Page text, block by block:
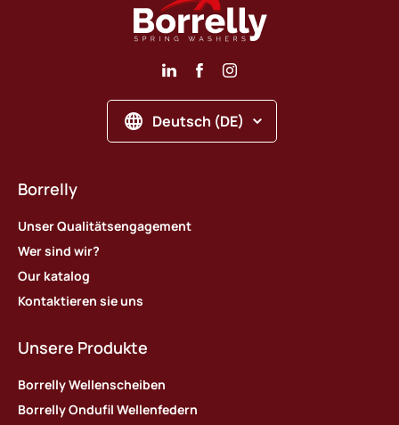
Deutsch (DE)
Borrelly
Unser Qualitätsengagement
Wer sind wir?
Our katalog
Kontaktieren sie uns
Unsere Produkte
Borrelly Wellenscheiben
Borrelly Ondufil Wellenfedern